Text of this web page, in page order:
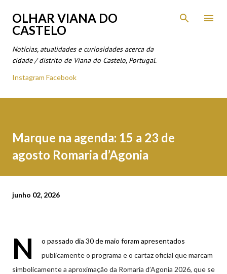
Avançar para o conteúdo principal
OLHAR VIANA DO
CASTELO
Notícias, atualidades e curiosidades acerca da
cidade / distrito de Viana do Castelo, Portugal.
Instagram Facebook
Marque na agenda: 15 a 23 de
agosto Romaria d’Agonia
junho 02, 2026
N
o passado dia 30 de maio foram apresentados
publicamente o programa e o cartaz oficial que marcam
simbolicamente a aproximação da Romaria d’Agonia 2026, que se